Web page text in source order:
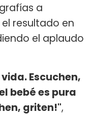
a
resultado en
el aplaudo
Escuchen,
bebé es pura
griten!",